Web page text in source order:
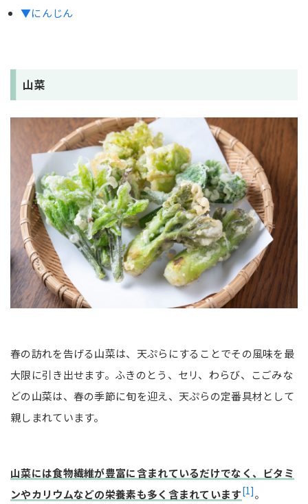
【その他】天ぷらの変わり種具材5選
卵
チーズ
バナナ
リンゴ
まんじゅう
かき揚げにおすすめの組み合わせ5選
にんじんとごぼう
鶏むね肉とアボカド
納豆とキムチ
天ぷらをおいしく揚げるコツ
まとめ
▼にんじん
山菜
春の訪れを告げる山菜は、天ぷらにすることでその風味を最
大限に引き出せます。ふきのとう、セリ、わらび、こごみな
どの山菜は、春の季節に旬を迎え、天ぷらの定番具材として
親しまれています。
山菜には食物繊維が豊富に含まれているだけでなく、ビタミ
ンやカリウムなどの栄養素も多く含まれています[1]。